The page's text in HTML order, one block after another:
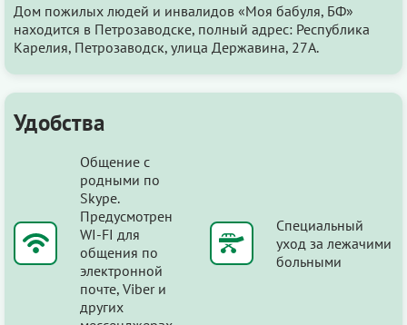
Дом пожилых людей и инвалидов «Моя бабуля, БФ»
находится в Петрозаводске, полный адрес: Республика
Карелия, Петрозаводск, улица Державина, 27А.
Удобства
Общение с
родными по
Skype.
Предусмотрен
WI-FI для
общения по
электронной
почте, Viber и
других
Специальный
уход за лежачими
больными